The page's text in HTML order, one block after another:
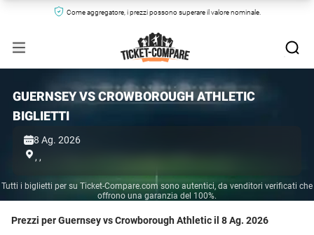
Come aggregatore, i prezzi possono superare il valore nominale.
GUERNSEY VS CROWBOROUGH ATHLETIC
BIGLIETTI
8 Ag. 2026
, ,
Tutti i biglietti per su Ticket-Compare.com sono autentici, da venditori verificati che
offrono una garanzia del 100%.
Prezzi per Guernsey vs Crowborough Athletic il 8 Ag. 2026